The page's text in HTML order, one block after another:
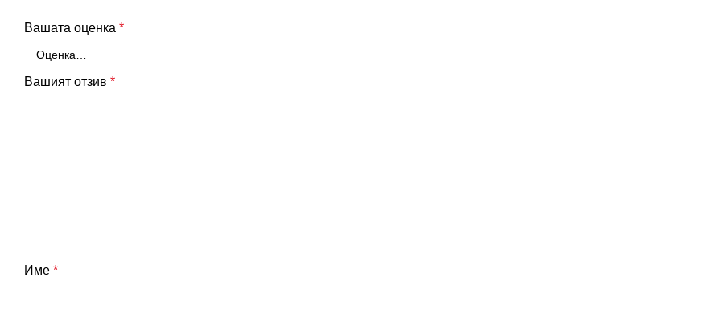
Вашата оценка *
Вашият отзив *
Име *